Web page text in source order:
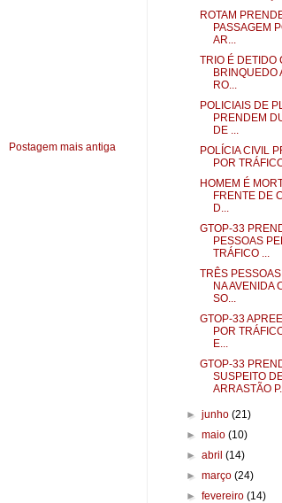
Postagem mais antiga
ROTAM
PASSAGEM
AR...
TRIO É DETIDO
BRINQUEDO
RO...
POLICIAIS DE
PRENDEM
DE ...
POLÍCIA CIVIL
POR
HOMEM É
FRENTE DE
D...
GTOP-33
PESSOAS
TRÁFICO ...
TRÊS
NA AVENIDA
SO...
GTOP-33
POR
E...
GTOP-33
SUSPEITO
ARRASTÃO
►junho(21)
►maio(10)
►abril(14)
►março(24)
►fevereiro(14)